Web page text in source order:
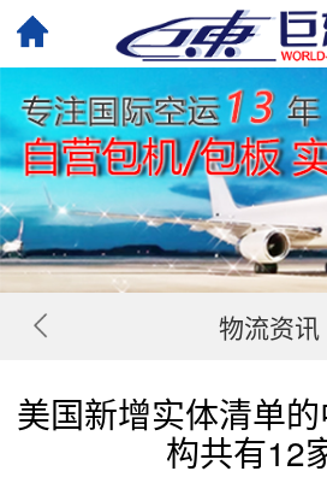
物流资讯
美国新增实体清单
构共有12